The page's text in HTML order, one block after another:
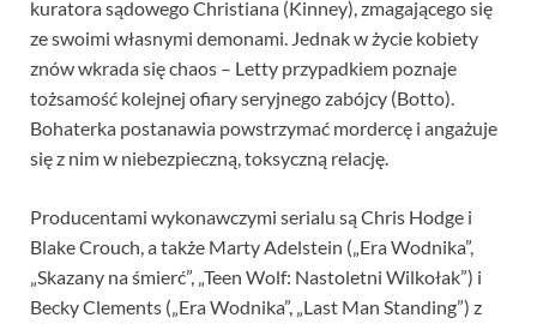
kuratora sądowego Christiana (Kinney), zmagającego się
ze swoimi własnymi demonami. Jednak w życie kobiety
znów wkrada się chaos – Letty przypadkiem poznaje
tożsamość kolejnej ofiary seryjnego zabójcy (Botto).
Bohaterka postanawia powstrzymać mordercę i angażuje
się z nim w niebezpieczną, toksyczną relację.
Producentami wykonawczymi serialu są Chris Hodge i
Blake Crouch, a także Marty Adelstein („Era Wodnika”,
„Skazany na śmierć”, „Teen Wolf: Nastoletni Wilkołak”) i
Becky Clements („Era Wodnika”, „Last Man Standing”) z